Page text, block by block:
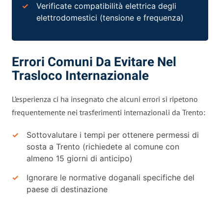
Verificate compatibilità elettrica degli
elettrodomestici (tensione e frequenza)
Errori Comuni Da Evitare Nel
Trasloco Internazionale
L’esperienza ci ha insegnato che alcuni errori si ripetono
frequentemente nei trasferimenti internazionali da Trento:
Sottovalutare i tempi per ottenere permessi di
sosta a Trento (richiedete al comune con
almeno 15 giorni di anticipo)
Ignorare le normative doganali specifiche del
paese di destinazione